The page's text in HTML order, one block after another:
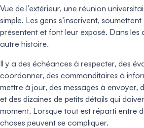
Vue de l’extérieur, une réunion
simple. Les gens s’inscrivent, soumettent
présentent et font leur exposé. Dans les
autre histoire.
Il y a des échéances à respecter, des
coordonner, des commanditaires à
mettre à jour, des messages à envoyer,
et des dizaines de petits détails qui
moment. Lorsque tout est réparti entre
choses peuvent se compliquer.